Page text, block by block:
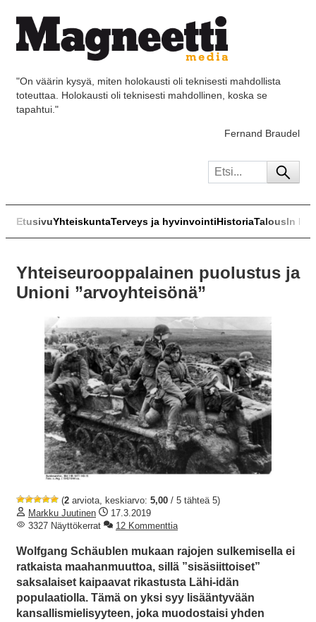
"On väärin kysyä, miten holokausti oli teknisesti mahdollista
toteuttaa. Holokausti oli teknisesti mahdollinen, koska se
tapahtui."
Fernand Braudel
EtusivuYhteiskuntaTerveys ja hyvinvointiHistoriaTalousIn
Yhteiseurooppalainen puolustus ja
Unioni ”arvoyhteisönä”
(2 arviota, keskiarvo: 5,00 / 5 tähteä 5)
Markku Juutinen
17.3.2019
3327 Näyttökerrat
12 Kommenttia
Wolfgang Schäublen mukaan rajojen sulkemisella ei
ratkaista maahanmuuttoa, sillä ”sisäsiittoiset”
saksalaiset kaipaavat rikastusta Lähi-idän
populaatiolla. Tämä on yksi syy lisääntyvään
kansallismielisyyteen, joka muodostaisi yhden